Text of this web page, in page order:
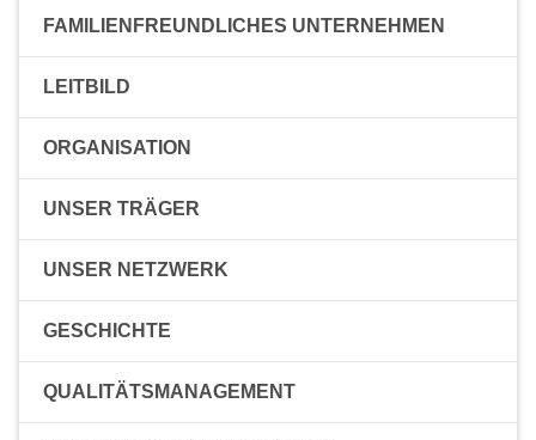
FAMILIENFREUNDLICHES UNTERNEHMEN
LEITBILD
ORGANISATION
UNSER TRÄGER
UNSER NETZWERK
GESCHICHTE
QUALITÄTSMANAGEMENT